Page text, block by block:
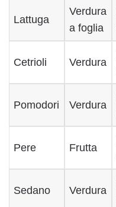
Lattuga
Verdura
a foglia
Cetrioli Verdura
Pomodori Verdura
Pere Frutta
Sedano Verdura